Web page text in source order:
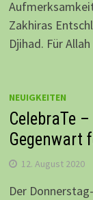
Zakhiras
Djihad. Für
NEUIGKEITEN
CelebraTe
Gegenwart
12. August 2020
Der